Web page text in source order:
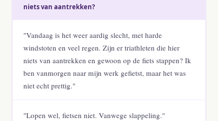
niets van aantrekken?
"Vandaag is het weer aardig slecht, met harde
windstoten en veel regen. Zijn er triathleten die hier
niets van aantrekken en gewoon op de fiets stappen? Ik
ben vanmorgen naar mijn werk gefietst, maar het was
niet echt prettig."
"Lopen wel, fietsen niet. Vanwege slappeling."